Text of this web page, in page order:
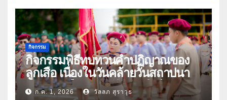
กิจกรรม
กิจกรรมพิธีทบทวนคำปฏิญาณของ
ลูกเสือ เนื่องในวันคล้ายวันสถาปนา
คณะลูกเสือแห่งชาติ ประจำปี 2569
ก.ค. 1, 2026 วัลลภ สุราวุธ